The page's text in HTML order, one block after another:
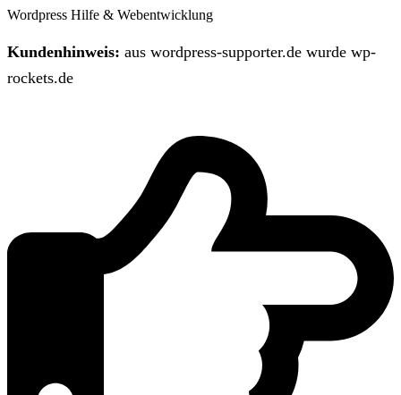
Wordpress Hilfe & Webentwicklung
Kundenhinweis: aus wordpress-supporter.de wurde wp-
rockets.de